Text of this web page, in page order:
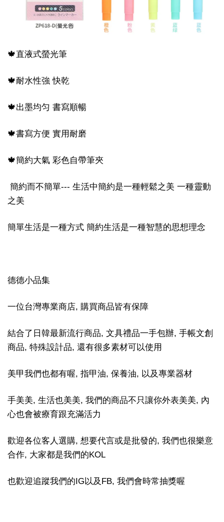
🍁直液式螢光筆
🍁耐水性強 快乾
🍁出墨均匀 書寫順暢
🍁書寫方便 實用耐磨
🍁簡約大氣 彩色自帶筆夾
簡約而不簡單--- 生活中簡約是一種輕鬆之美 一種靈動
之美
簡單生活是一種方式 簡約生活是一種智慧的思想理念
德德小品集
一位台灣專業商店, 購買商品皆有保障
結合了日韓最新流行商品, 文具禮品一手包辦, 手帳文創
商品, 特殊設計品, 還有很多素材可以使用
美甲我們也都有喔, 指甲油, 保養油, 以及專業器材
手美美, 生活也美美, 我們的商品不只讓你外表美美, 內
心也會被療育跟充滿活力
歡迎各位客人選購, 想要代言或是批發的, 我們也很樂意
合作, 大家都是我們的KOL
也歡迎追蹤我們的IG以及FB, 我們會時常抽獎喔